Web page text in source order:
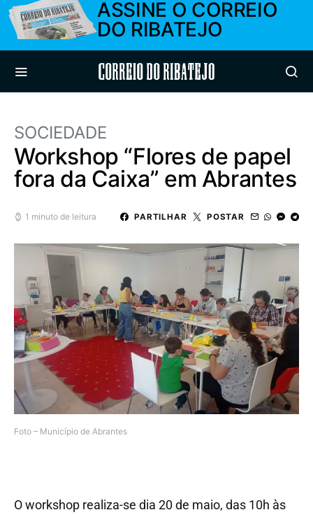
ASSINE O CORREIO
DO RIBATEJO
Correio do Ribatejo
SOCIEDADE
Workshop “Flores de papel
fora da Caixa” em Abrantes
1 minuto de leitura PARTILHAR POSTAR
Foto – Município de Abrantes
O workshop realiza-se dia 20 de maio, das 10h às